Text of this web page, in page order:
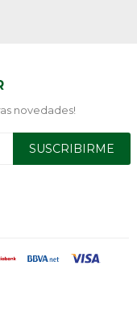
novedades!
SUSCRIBIRME